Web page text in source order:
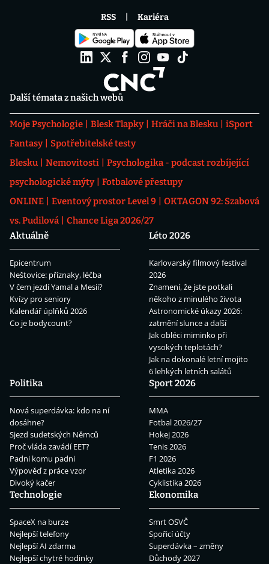
Další témata z našich webů
Moje Psychologie Blesk Tlapky Hráči na Blesku
iSport
Fantasy
Spotřebitelské testy
Blesku
Nemovitosti
Psychologika - podcast rozbíjející
psychologické mýty
Fotbalové přestupy
ONLINE
Eventový prostor Level 9
OKTAGON 92: Szabová
vs. Pudilová
Chance Liga 2026/27
Aktuálně
Epicentrum
Neštovice: příznaky, léčba
V čem jezdí Yamal a Mesii?
Kvízy pro seniory
Kalendář úplňků 2026
Co je bodycount?
Léto 2026
Karlovarský filmový festival
2026
Znamení, že jste potkali
někoho z minulého života
Astronomické úkazy 2026:
zatmění slunce a další
Jak obléci miminko při
vysokých teplotách?
Jak na dokonalé letní mojito
6 lehkých letních salátů
Politika
Nová superdávka: kdo na ní
dosáhne?
Sjezd sudetských Němců
Proč vláda zavádí EET?
Padni komu padni
Výpověď z práce vzor
Divoký kačer
Sport 2026
MMA
Fotbal 2026/27
Hokej 2026
Tenis 2026
F1 2026
Atletika 2026
Cyklistika 2026
Technologie
SpaceX na burze
Nejlepší telefony
Nejlepší AI zdarma
Nejlepší chytré hodinky
Ekonomika
Smrt OSVČ
Spořicí účty
Superdávka – změny
Důchody 2027
RSS Kariéra